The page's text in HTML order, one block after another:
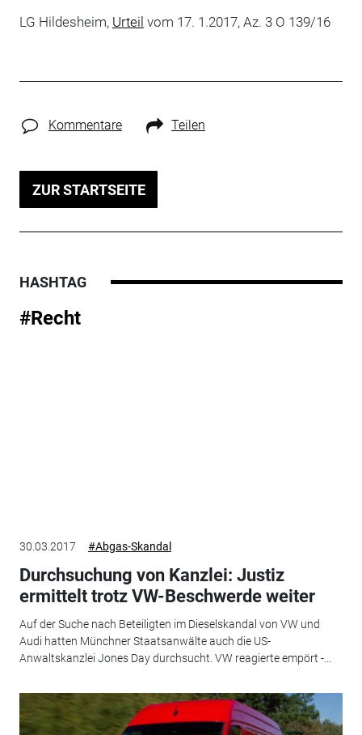
LG Hildesheim, Urteil vom 17. 1.2017, Az. 3 O 139/16
Kommentare Teilen
ZUR STARTSEITE
HASHTAG
#Recht
30.03.2017 #Abgas-Skandal
Durchsuchung von Kanzlei: Justiz
ermittelt trotz VW-Beschwerde weiter
Auf der Suche nach Beteiligten im Dieselskandal von VW und
Audi hatten Münchner Staatsanwälte auch die US-
Anwaltskanzlei Jones Day durchsucht. VW reagierte empört -...